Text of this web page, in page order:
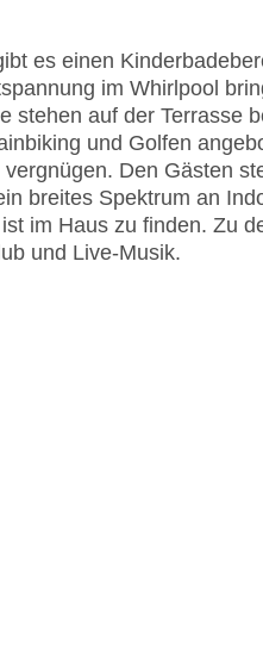
es einen
im Whirlpool
stehen auf der Terrasse
und Golfen
Den Gästen
breites Spektrum an
im Haus zu finden. Zu
und Live-Musik.